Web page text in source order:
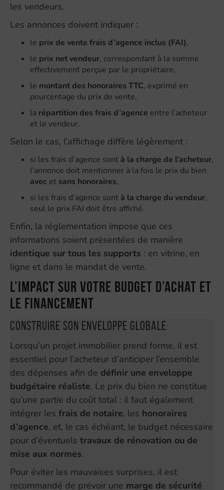
les vendeurs.
Les annonces doivent indiquer :
le prix de vente frais d’agence inclus (FAI),
le prix net vendeur, correspondant à la somme
effectivement perçue par le propriétaire,
le montant des honoraires TTC, exprimé en
pourcentage du prix de vente,
la répartition des frais d’agence entre l’acheteur
et le vendeur.
Selon le cas, l’affichage diffère légèrement :
si les frais d’agence sont à la charge de l’acheteur,
l’annonce doit mentionner à la fois le prix du bien
avec et sans honoraires,
si les frais d’agence sont à la charge du vendeur,
seul le prix FAI doit être affiché.
Enfin, la réglementation impose que ces
informations soient présentées de manière
identique sur tous les supports : en vitrine, en
ligne et dans le mandat de vente.
L’impact sur votre budget d’achat et
le financement
Construire son enveloppe globale
Lorsqu’un projet immobilier prend forme, il est
essentiel pour l’acheteur d’anticiper l’ensemble
des dépenses afin de définir une enveloppe
budgétaire réaliste. Le prix du bien ne constitue
qu’une partie du coût total : il faut également
intégrer les frais de notaire, les honoraires
d’agence, et, le cas échéant, le budget nécessaire
pour d’éventuels travaux de rénovation ou de
mise aux normes.
Pour éviter les mauvaises surprises, il est
recommandé de prévoir une marge de sécurité